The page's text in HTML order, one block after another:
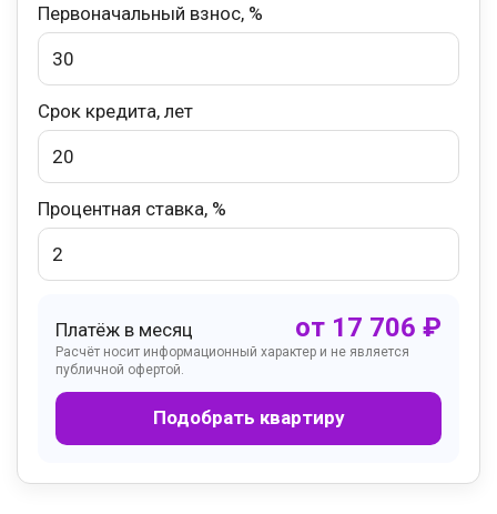
Первоначальный взнос, %
Срок кредита, лет
Процентная ставка, %
Платёж в месяц от 17 706 ₽
Расчёт носит информационный характер и не является
публичной офертой.
Подобрать квартиру